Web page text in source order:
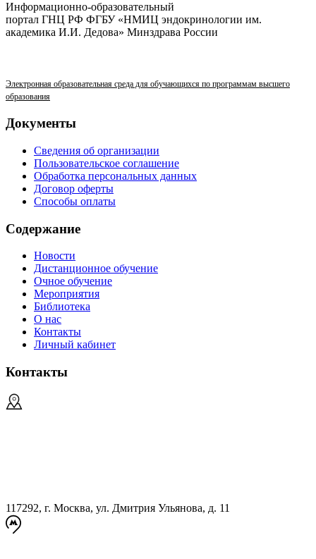
Информационно-образовательный
портал ГНЦ РФ ФГБУ «НМИЦ эндокринологии им.
академика И.И. Дедова» Минздрава России
Электронная образовательная среда для обучающихся по программам высшего
образования
Документы
Сведения об организации
Пользовательское соглашение
Обработка персональных данных
Договор оферты
Способы оплаты
Содержание
Новости
Дистанционное обучение
Очное обучение
Мероприятия
Библиотека
О нас
Контакты
Личный кабинет
Контакты
117292, г. Москва, ул. Дмитрия Ульянова, д. 11